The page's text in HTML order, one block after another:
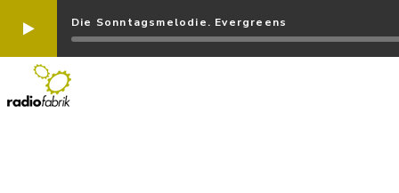
Die Sonntagsmelodie. Evergreens